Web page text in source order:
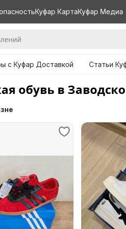
Куфар КартаКуфар Медиа
с Куфар Доставкой Статьи
обувь в